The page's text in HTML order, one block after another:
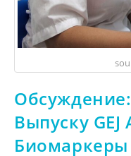
Выпуску
Биомаркеры